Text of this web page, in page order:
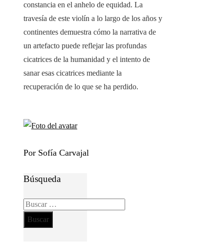
constancia en el anhelo de equidad. La
travesía de este violín a lo largo de los años y
continentes demuestra cómo la narrativa de
un artefacto puede reflejar las profundas
cicatrices de la humanidad y el intento de
sanar esas cicatrices mediante la
recuperación de lo que se ha perdido.
Por Sofía Carvajal
Búsqueda
Buscar: